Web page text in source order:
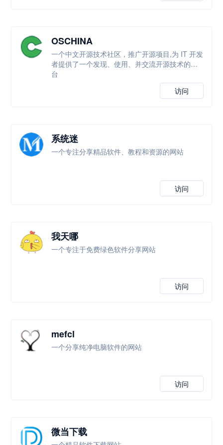
OSCHINA
一个中文开源技术社区，推广开源项目,为 IT 开发
者提供了一个发现、使用、并交流开源技术的平
台
访问
系统迷
一个专注分享精品软件、教程和资源的网站
访问
我天哪
一个专注于免费绿色软件分享网站
访问
mefcl
一个分享纯净电脑软件的网站
访问
微当下载